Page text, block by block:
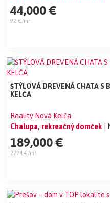
44,000 €
92 €/m²
ŠTÝLOVÁ DREVENÁ CHATA
KELČA
Reality Nová Kelča
Chalupa, rekreačný domček
189,000 €
2224 €/m²